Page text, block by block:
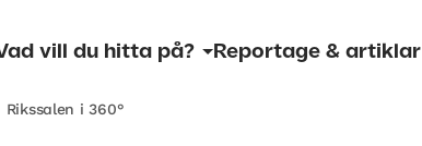
vill du hitta på? Reportage & artiklar
Rikssalen i 360°